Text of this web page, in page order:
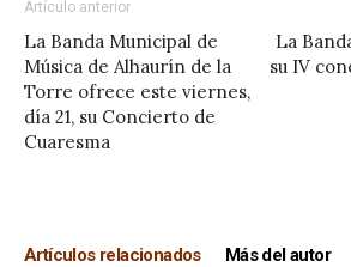
Artículo anterior
La Banda Municipal de
Música de Alhaurín de la
Torre ofrece este viernes,
día 21, su Concierto de
Cuaresma
La
su IV
Artículos relacionados Más del autor